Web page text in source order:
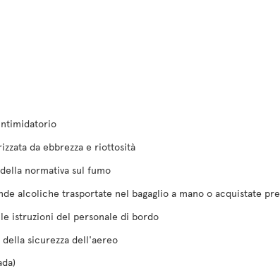
da ebbrezza e riottosità
normativa sul fumo
alcoliche trasportate nel bagaglio a mano o acquistate
istruzioni del personale di bordo
sicurezza dell'aereo